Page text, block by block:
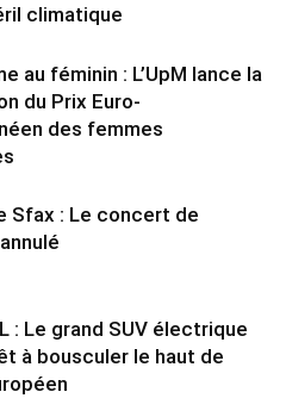
climatique
au féminin : L’UpM lance la
du Prix Euro-
des femmes
Sfax : Le concert de
: Le grand SUV électrique
à bousculer le haut de